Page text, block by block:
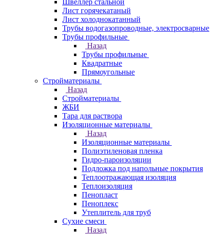
Швеллер стальной
Лист горячекатаный
Лист холоднокатанный
Трубы водогазопроводные, электросварные
Трубы профильные
Назад
Трубы профильные
Квадратные
Прямоугольные
Стройматериалы
Назад
Стройматериалы
ЖБИ
Тара для раствора
Изоляционные материалы
Назад
Изоляционные материалы
Полиэтиленовая пленка
Гидро-пароизоляции
Подложка под напольные покрытия
Теплоотражающая изоляция
Теплоизоляция
Пенопласт
Пеноплекс
Утеплитель для труб
Сухие смеси
Назад